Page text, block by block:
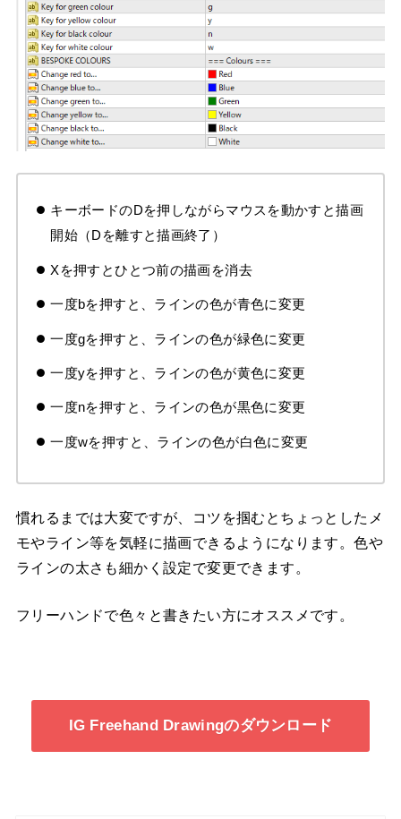
キーボードのDを押しながらマウスを動かすと描画
開始（Dを離すと描画終了）
Xを押すとひとつ前の描画を消去
一度bを押すと、ラインの色が青色に変更
一度gを押すと、ラインの色が緑色に変更
一度yを押すと、ラインの色が黄色に変更
一度nを押すと、ラインの色が黒色に変更
一度wを押すと、ラインの色が白色に変更
慣れるまでは大変ですが、コツを掴むとちょっとしたメ
モやライン等を気軽に描画できるようになります。色や
ラインの太さも細かく設定で変更できます。
フリーハンドで色々と書きたい方にオススメです。
IG Freehand Drawingのダウンロード